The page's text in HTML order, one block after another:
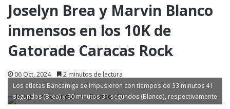
Joselyn Brea y Marvin Blanco
inmensos en los 10K de
Gatorade Caracas Rock
06 Oct, 2024 2 minutos de lectura
Los atletas Bancamiga se impusieron con tiempos de 33 minutos 41
segundos (Brea) y 30 minutos 31 segundos (Blanco), respectivamente